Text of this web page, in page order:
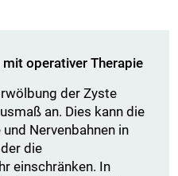
operativer Therapie
der Zyste
an. Dies kann die
Nervenbahnen in
die
einschränken. In